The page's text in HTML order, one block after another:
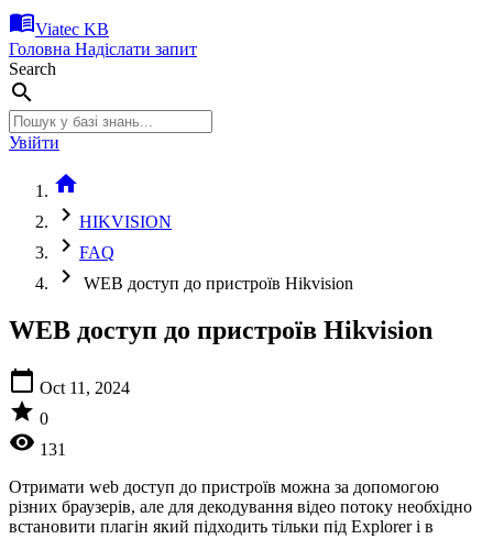
menu_bookViatec KB
Головна Надіслати запит
Search
search
Увійти
home
chevron_right HIKVISION
chevron_right FAQ
chevron_right WEB доступ до пристроїв Hikvision
WEB доступ до пристроїв Hikvision
calendar_today Oct 11, 2024
star 0
visibility 131
Отримати web доступ до пристроїв можна за допомогою
різних браузерів, але для декодування відео потоку необхідно
встановити плагін який підходить тільки під Explorer і в